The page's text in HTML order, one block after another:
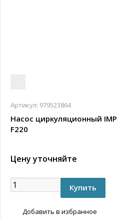
Артикул: 979523864
Насос циркуляционный IMP
F220
Цену уточняйте
Добавить в избранное